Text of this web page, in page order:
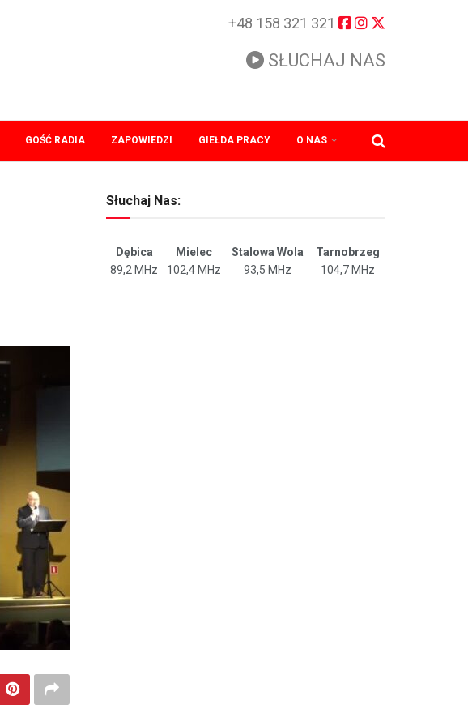
+48 158 321 321
SŁUCHAJ NAS
GOŚĆ RADIA ZAPOWIEDZI GIEŁDA PRACY O NAS
Słuchaj Nas:
Dębica Mielec Stalowa Wola
Tarnobrzeg
89,2 MHz
102,4 MHz 93,5 MHz 104,7 MHz